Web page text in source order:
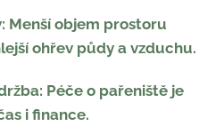
Menší objem prostoru
ohřev půdy a vzduchu.
Péče o pařeniště je
i finance.